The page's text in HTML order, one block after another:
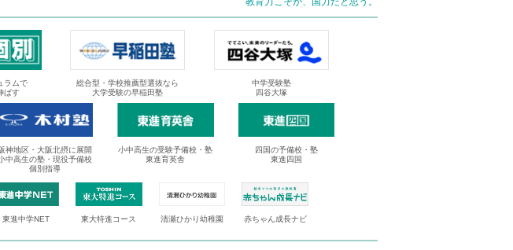
ラムで
ばす
総合型・学校推薦型選抜なら
大学受験の早稲田塾
中学受験塾
四谷大塚
神地区・大阪北摂に展開
中高生の塾・現役予備校
個別指導
小中高生の受験予備校・塾
東進育英舎
四国の予備校・塾
東進四国
東進中学NET 東大特進コース 清瀬ひかり幼稚園 赤ちゃん成長ナビ